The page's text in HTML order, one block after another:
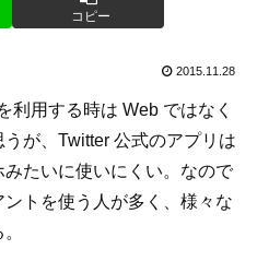
コピー
2015.11.28
利用する時は Web ではなく
が、Twitter 公式のアプリは
たいに使いにくい。なので
トを使う人が多く、様々な